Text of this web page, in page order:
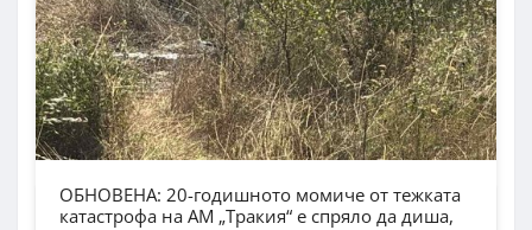
ОБНОВЕНА: 20-годишното момиче от тежката
катастрофа на АМ „Тракия“ е спряло да диша,